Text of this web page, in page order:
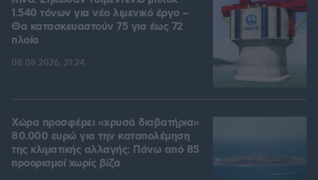
1.540 τόνων για νέο λιμενικό έργο –
Θα κατασκευαστούν 75 για έως 72
πλοία
08.08.2026, 21:24
Χώρα προσφέρει «χρυσά διαβατήρια»
80.000 ευρώ για την καταπολέμηση
της κλιματικής αλλαγής: Πάνω από 85
προορισμοί χωρίς βίζα